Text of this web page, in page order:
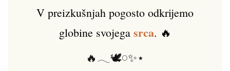
V preizkušnjah pogosto odkrijemo
globine svojega srca. 🔥
🔥𓂃🕊️𓏸✨⋆